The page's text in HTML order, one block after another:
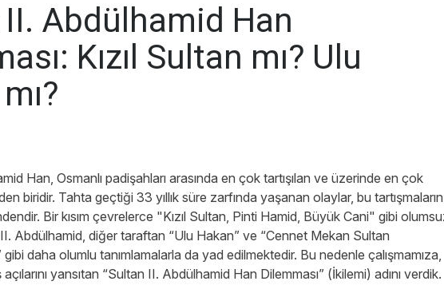
Abdülhamid Han
Kızıl Sultan mı? Ulu
Han, Osmanlı padişahları arasında en çok tartışılan ve üzerinde en çok
biridir. Tahta geçtiği 33 yıllık süre zarfında yaşanan olaylar, bu tartışmaların
Bir kısım çevrelerce "Kızıl Sultan, Pinti Hamid, Büyük Cani" gibi
Abdülhamid, diğer taraftan “Ulu Hakan” ve “Cennet Mekan Sultan
daha olumlu tanımlamalarla da yad edilmektedir. Bu nedenle çalışmamıza,
açılarını yansıtan “Sultan II. Abdülhamid Han Dilemması” (İkilemi) adını verdik.